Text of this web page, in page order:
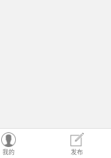
我的 发布